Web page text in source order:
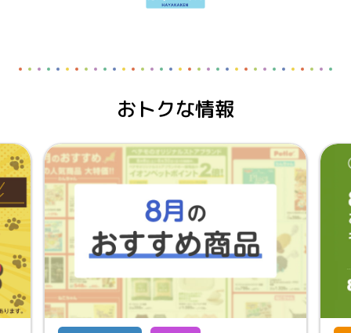
おトクな情報